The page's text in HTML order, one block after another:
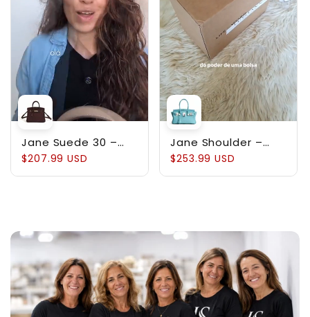
Jane Suede 30 –
Bolsa em Couro
$207.99 USD
Jane Shoulder –
Bolsa Estruturada
$253.99 USD